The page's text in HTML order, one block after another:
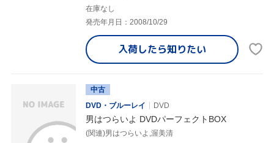
在庫なし
発売年月日：2008/10/29
入荷したら知りたい
中古
DVD・ブルーレイ
DVD
男はつらいよ DVDパーフェクトBOX
(関連)男はつらいよ,渥美清